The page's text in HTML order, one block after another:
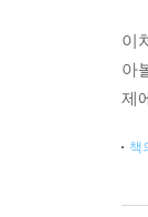
이
아
제
책